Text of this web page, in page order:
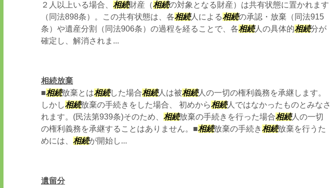
２人以上いる場合、 相続財産（相続の対象となる財産）は共有状態に置かれます
（同法898条）。この共有状態は、各相続人による相続の承認・放棄（同法915
条）や遺産分割（同法906条）の過程を経ることで、各相続人の具体的相続分が
確定し、解消されま...
相続放棄
■相続放棄とは相続した場合相続人は被相続人の一切の権利義務を承継します。
しかし相続放棄の手続きをした場合、 初めから相続人ではなかったものとみなさ
れます。(民法第939条)そのため、 相続放棄の手続きを行った場合相続人の一切
の権利義務を承継することはありません。■相続放棄の手続き相続放棄を行うた
めには、 相続が開始し...
遺留分